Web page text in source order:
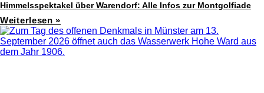
Himmelsspektakel über Warendorf: Alle Infos zur Montgolfiade
Weiterlesen »